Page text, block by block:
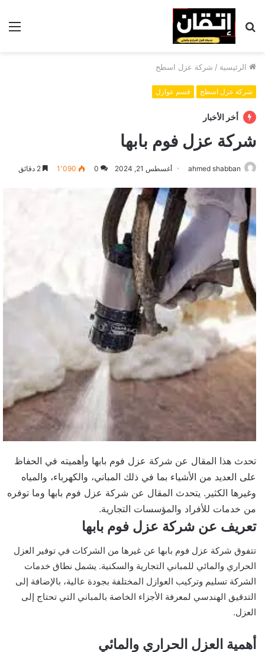
بحث
عن
الرئيسية / شركة عزل اسطح
شركة عزل اسطح قسم عوازل
أخر الأخبار
شركة عزل فوم بابها
ahmed shabban أغسطس 21, 2024 0 1٬090
تحدث هذا المقال عن شركة عزل فوم بابها وأهميته في الحفاظ
على العديد من الأشياء بما في ذلك المباني، والكهرباء، والمياه
وغيرها الكثير. يتحدث المقال عن شركة عزل فوم بابها وما توفره
من خدمات للأفراد والمؤسسات التجارية.
تعريف عن شركة عزل فوم بابها
تتفوق شركة عزل فوم بابها عن غيرها من الشركات في توفير العزل
الحراري والمائي للمباني التجارية والسكنية. يشمل نطاق خدمات
الشركة تسليم وتركيب العوازل المختلفة بجودة عالية، بالإضافة إلى
التدقيق الهندسي لمعرفة الأجزاء الخاصة بالمباني التي تحتاج إلى
العزل.
أهمية العزل الحراري والمائي